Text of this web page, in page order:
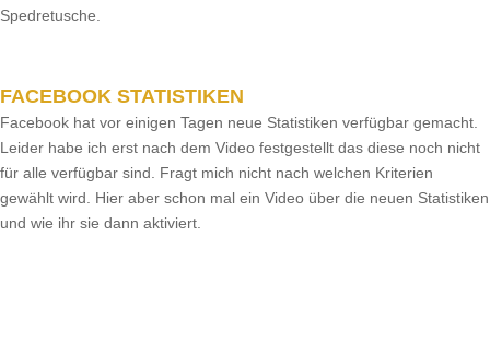
Spedretusche.
FACEBOOK STATISTIKEN
Facebook hat vor einigen Tagen neue Statistiken verfügbar gemacht.
Leider habe ich erst nach dem Video festgestellt das diese noch nicht
für alle verfügbar sind. Fragt mich nicht nach welchen Kriterien
gewählt wird. Hier aber schon mal ein Video über die neuen Statistiken
und wie ihr sie dann aktiviert.